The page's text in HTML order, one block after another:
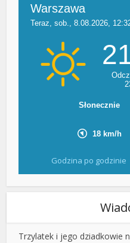
Godzina po godzinie
Trzylatek i jego dziadkowie